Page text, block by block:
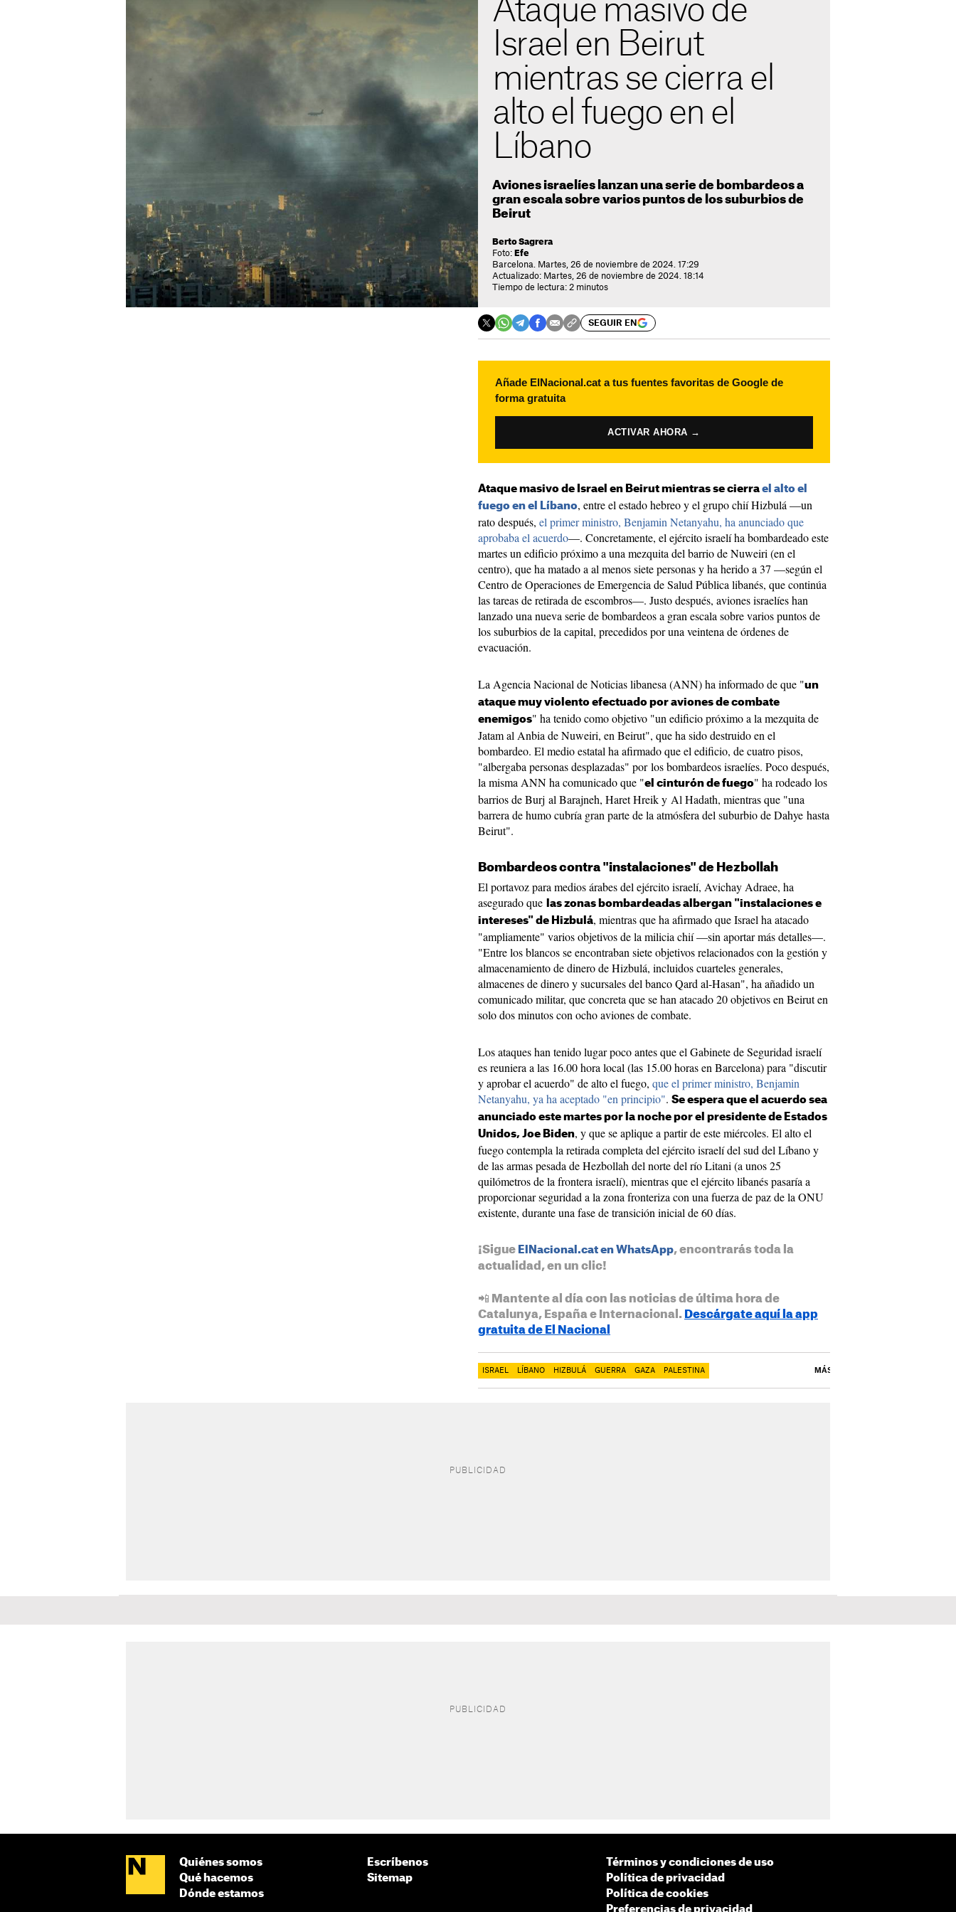
Ataque masivo de
Israel en Beirut
mientras se cierra el
alto el fuego en el
Líbano
Aviones israelíes lanzan una serie de bombardeos a
gran escala sobre varios puntos de los suburbios de
Beirut
Berto Sagrera
Foto: Efe
Barcelona. Martes, 26 de noviembre de 2024. 17:29
Actualizado: Martes, 26 de noviembre de 2024. 18:14
Tiempo de lectura: 2 minutos
SEGUIR EN
Añade ElNacional.cat a tus fuentes favoritas de Google de
forma gratuita
ACTIVAR AHORA →
Ataque masivo de Israel en Beirut mientras se cierra el alto el
fuego en el Líbano, entre el estado hebreo y el grupo chií Hizbulá —un
rato después, el primer ministro, Benjamin Netanyahu, ha anunciado que
aprobaba el acuerdo—. Concretamente, el ejército israelí ha bombardeado este
martes un edificio próximo a una mezquita del barrio de Nuweiri (en el
centro), que ha matado a al menos siete personas y ha herido a 37 —según el
Centro de Operaciones de Emergencia de Salud Pública libanés, que continúa
las tareas de retirada de escombros—. Justo después, aviones israelíes han
lanzado una nueva serie de bombardeos a gran escala sobre varios puntos de
los suburbios de la capital, precedidos por una veintena de órdenes de
evacuación.
La Agencia Nacional de Noticias libanesa (ANN) ha informado de que "un
ataque muy violento efectuado por aviones de combate
enemigos" ha tenido como objetivo "un edificio próximo a la mezquita de
Jatam al Anbia de Nuweiri, en Beirut", que ha sido destruido en el
bombardeo. El medio estatal ha afirmado que el edificio, de cuatro pisos,
"albergaba personas desplazadas" por los bombardeos israelíes. Poco después,
la misma ANN ha comunicado que "el cinturón de fuego" ha rodeado los
barrios de Burj al Barajneh, Haret Hreik y Al Hadath, mientras que "una
barrera de humo cubría gran parte de la atmósfera del suburbio de Dahye hasta
Beirut".
Bombardeos contra "instalaciones" de Hezbollah
El portavoz para medios árabes del ejército israelí, Avichay Adraee, ha
asegurado que
las zonas bombardeadas albergan "instalaciones e
intereses" de Hizbulá, mientras que ha afirmado que Israel ha atacado
"ampliamente" varios objetivos de la milicia chií —sin aportar más detalles—.
"Entre los blancos se encontraban siete objetivos relacionados con la gestión y
almacenamiento de dinero de Hizbulá, incluidos cuarteles generales,
almacenes de dinero y sucursales del banco Qard al-Hasan", ha añadido un
comunicado militar, que concreta que se han atacado 20 objetivos en Beirut en
solo dos minutos con ocho aviones de combate.
Los ataques han tenido lugar poco antes que el Gabinete de Seguridad israelí
es reuniera a las 16.00 hora local (las 15.00 horas en Barcelona) para "discutir
y aprobar el acuerdo" de alto el fuego, que el primer ministro, Benjamin
Netanyahu, ya ha aceptado "en principio". Se espera que el acuerdo sea
anunciado este martes por la noche por el presidente de Estados
Unidos, Joe Biden, y que se aplique a partir de este miércoles. El alto el
fuego contempla la retirada completa del ejército israelí del sud del Líbano y
de las armas pesada de Hezbollah del norte del río Litani (a unos 25
quilómetros de la frontera israelí), mientras que el ejército libanés pasaría a
proporcionar seguridad a la zona fronteriza con una fuerza de paz de la ONU
existente, durante una fase de transición inicial de 60 días.
¡Sigue ElNacional.cat en WhatsApp, encontrarás toda la
actualidad, en un clic!
📲 Mantente al día con las noticias de última hora de
Catalunya, España e Internacional. Descárgate aquí la app
gratuita de El Nacional
ISRAEL LÍBANO HIZBULÁ GUERRA GAZA PALESTINA MÁS
Quiénes somos
Qué hacemos
Dónde estamos
Escríbenos
Sitemap
Términos y condiciones de uso
Política de privacidad
Política de cookies
Preferencias de privacidad